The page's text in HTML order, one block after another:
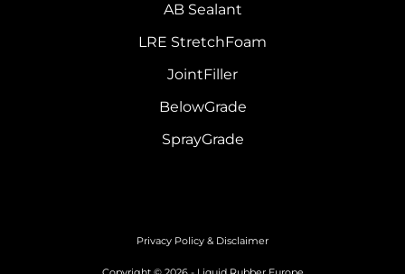
AB Sealant
LRE StretchFoam
JointFiller
BelowGrade
SprayGrade
Privacy Policy & Disclaimer